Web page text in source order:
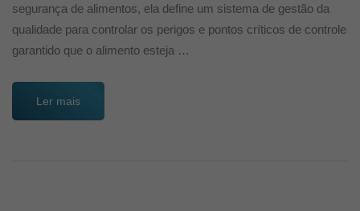
segurança de alimentos, ela define um sistema de gestão da
qualidade para controlar os perigos e pontos críticos de controle
garantido que o alimento esteja …
Ler mais